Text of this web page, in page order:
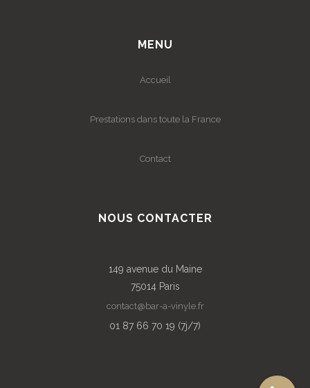
MENU
Accueil
Prestations dans toute la France
Contact
NOUS CONTACTER
149 avenue du Maine
75014 Paris
contact@bar-a-vinyle.fr
01 87 66 70 19 (7j/7)